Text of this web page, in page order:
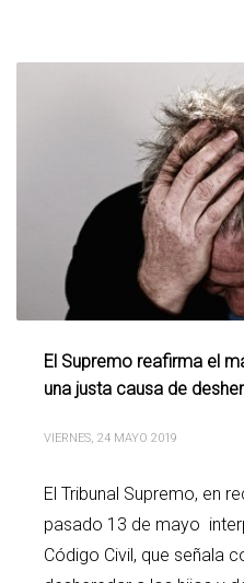
El Supremo reafirma el
una justa causa de
VIERNES, 24 MAYO 2019
El Tribunal Supremo, en
pasado 13 de mayo
Código Civil, que señala